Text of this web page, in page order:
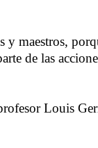
y maestros,
de las
Louis